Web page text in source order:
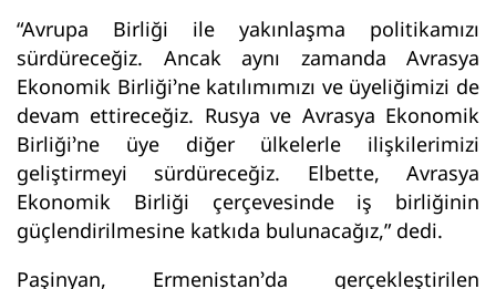
“Avrupa Birliği ile yakınlaşma politikamızı
sürdüreceğiz. Ancak aynı zamanda Avrasya
Ekonomik Birliği’ne katılımımızı ve üyeliğimizi de
devam ettireceğiz. Rusya ve Avrasya Ekonomik
Birliği’ne üye diğer ülkelerle ilişkilerimizi
geliştirmeyi sürdüreceğiz. Elbette, Avrasya
Ekonomik Birliği çerçevesinde iş birliğinin
güçlendirilmesine katkıda bulunacağız,” dedi.
Paşinyan, Ermenistan’da gerçekleştirilen